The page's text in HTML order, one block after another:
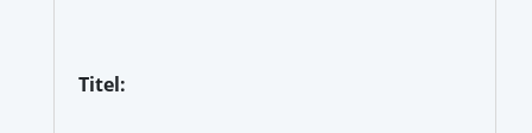
Titel: